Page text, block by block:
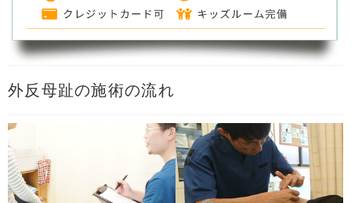
外反母趾の施術の流れ